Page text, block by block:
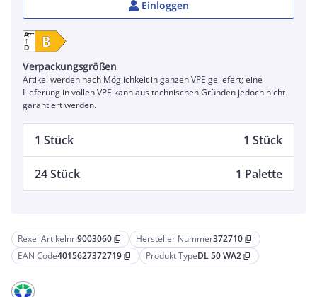
Rexel Artikelnr.9003060 content_copy Hersteller Nummer372710 content_copy
EAN Code4015627372719 content_copy Produkt TypeDL 50 WA2 content_copy
Einloggen
Verpackungsgrößen
Artikel werden nach Möglichkeit in ganzen VPE geliefert; eine
Lieferung in vollen VPE kann aus technischen Gründen jedoch nicht
garantiert werden.
1 Stück 1 Stück
24 Stück 1 Palette